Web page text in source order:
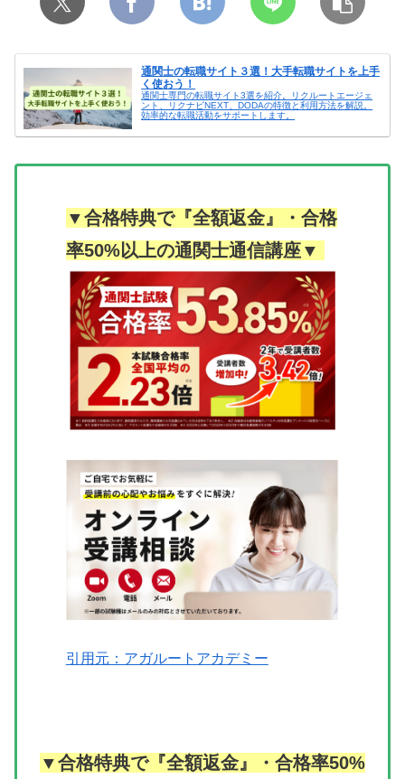
通関士の転職サイト３選！大手転職サイトを上手
く使おう！
通関士専門の転職サイト3選を紹介。リクルートエージェ
ント、リクナビNEXT、DODAの特徴と利用方法を解説。
効率的な転職活動をサポートします。
▼合格特典で『全額返金』・合格
率50%以上の通関士通信講座▼
引用元：アガルートアカデミー
▼合格特典で『全額返金』・合格率50%